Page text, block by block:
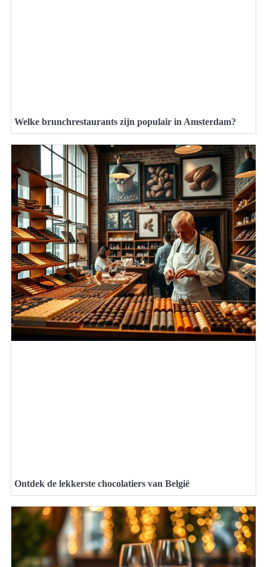
Welke brunchrestaurants zijn populair in Amsterdam?
Ontdek de lekkerste chocolatiers van België